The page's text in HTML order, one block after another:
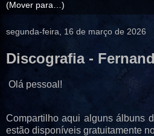
segunda-feira, 16 de março de 2026
Discografia -
Olá pessoal!
Compartilho aqui alguns álbuns
estão disponíveis gratuitamente